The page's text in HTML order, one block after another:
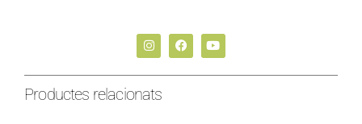
Productes relacionats